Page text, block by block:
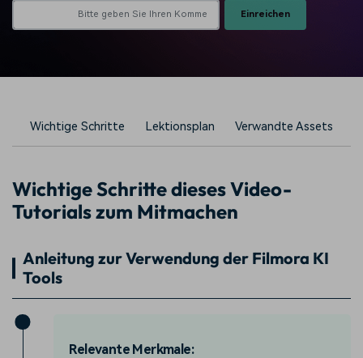
Einreichen
Wichtige Schritte Lektionsplan Verwandte Assets
Wichtige Schritte dieses Video-
Tutorials zum Mitmachen
Anleitung zur Verwendung der Filmora KI
Tools
Relevante Merkmale: